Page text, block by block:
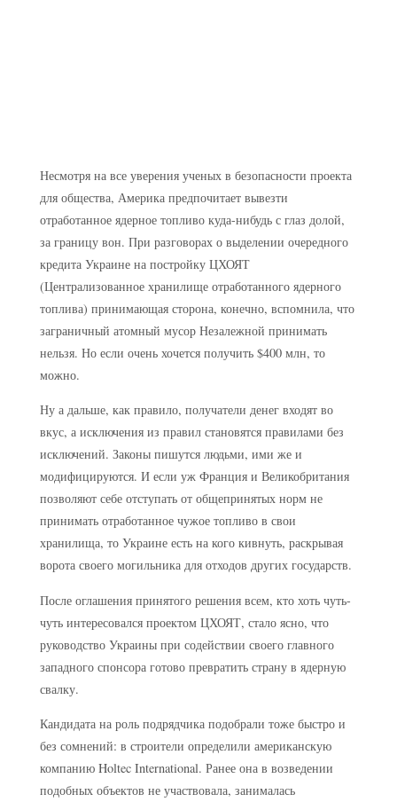
Несмотря на все уверения ученых в безопасности проекта
для общества, Америка предпочитает вывезти
отработанное ядерное топливо куда-нибудь с глаз долой,
за границу вон. При разговорах о выделении очередного
кредита Украине на постройку ЦХОЯТ
(Централизованное хранилище отработанного ядерного
топлива) принимающая сторона, конечно, вспомнила, что
заграничный атомный мусор Незалежной принимать
нельзя. Но если очень хочется получить $400 млн, то
можно.
Ну а дальше, как правило, получатели денег входят во
вкус, а исключения из правил становятся правилами без
исключений. Законы пишутся людьми, ими же и
модифицируются. И если уж Франция и Великобритания
позволяют себе отступать от общепринятых норм не
принимать отработанное чужое топливо в свои
хранилища, то Украине есть на кого кивнуть, раскрывая
ворота своего могильника для отходов других государств.
После оглашения принятого решения всем, кто хоть чуть-
чуть интересовался проектом ЦХОЯТ, стало ясно, что
руководство Украины при содействии своего главного
западного спонсора готово превратить страну в ядерную
свалку.
Кандидата на роль подрядчика подобрали тоже быстро и
без сомнений: в строители определили американскую
компанию Holtec International. Ранее она в возведении
подобных объектов не участвовала, занималась